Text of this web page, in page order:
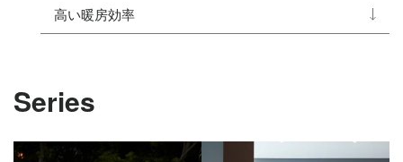
で、綺麗なオレンジ色の炎で空間を演出することが
可能です。
高い暖房効率
Series